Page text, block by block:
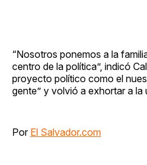
“Nosotros ponemos a la
centro de la política”, indicó
proyecto político como el
gente” y volvió a exhortar a la
Por El Salvador.com